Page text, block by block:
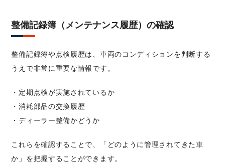
整備記録簿（メンテナンス履歴）の確認
整備記録簿や点検履歴は、車両のコンディションを判断する
うえで非常に重要な情報です。
・定期点検が実施されているか
・消耗部品の交換履歴
・ディーラー整備かどうか
これらを確認することで、「どのように管理されてきた車
か」を把握することができます。